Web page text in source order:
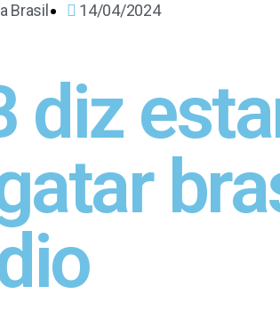
Brasil 14/04/2024
diz